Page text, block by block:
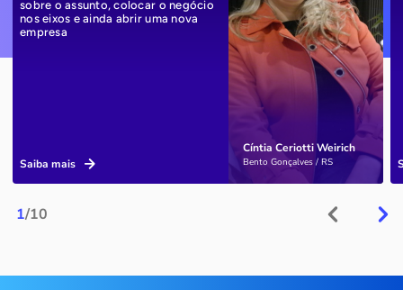
1/10
Cíntia Ceriotti Weirich
Bento Gonçalves / RS
sobre o assunto, colocar o negócio
nos eixos e ainda abrir uma nova
empresa
Saiba mais